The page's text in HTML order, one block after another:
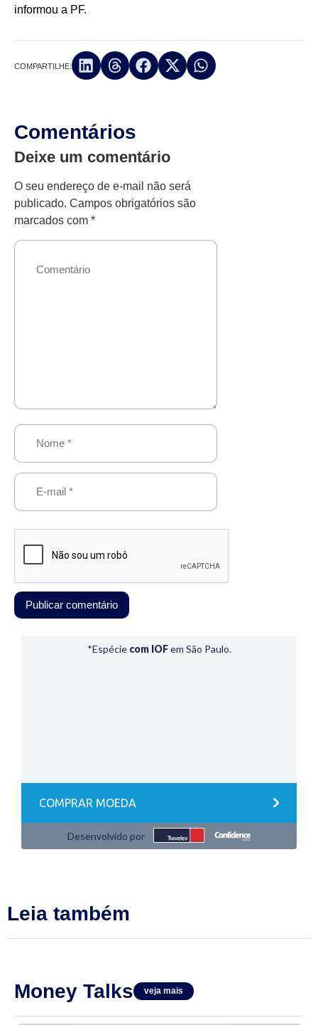
informou a PF.
COMPARTILHE:
Comentários
Deixe um comentário
O seu endereço de e-mail não será
publicado. Campos obrigatórios são
marcados com *
Leia também
Money Talks veja mais